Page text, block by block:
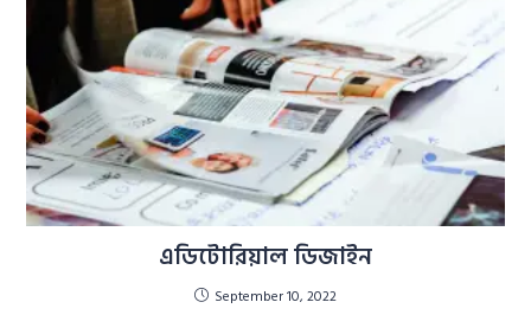
এডিটোরিয়াল ডিজাইন
September 10, 2022